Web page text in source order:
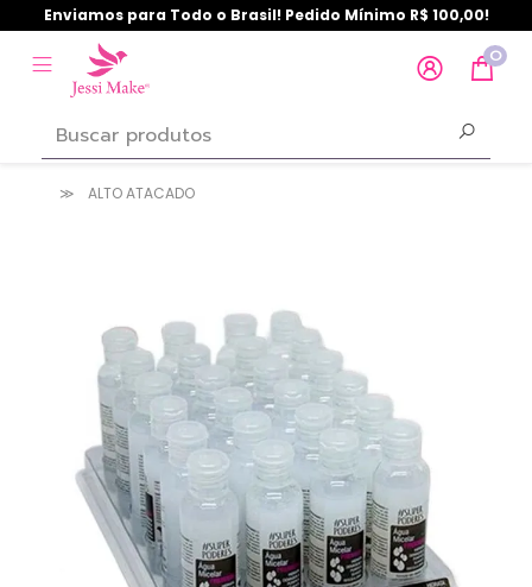
Enviamos para Todo o Brasil! Pedido Mínimo R$ 100,00!
0
ALTO ATACADO